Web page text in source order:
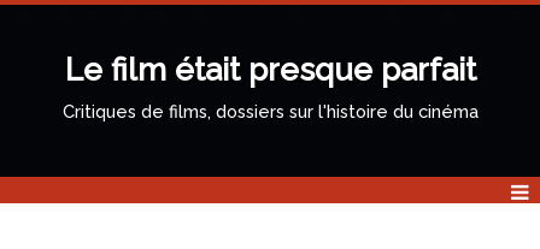
Le film était presque parfait
Critiques de films, dossiers sur l'histoire du cinéma